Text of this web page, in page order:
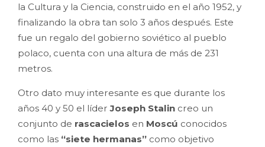
la Cultura y la Ciencia, construido en el año 1952, y
finalizando la obra tan solo 3 años después. Este
fue un regalo del gobierno soviético al pueblo
polaco, cuenta con una altura de más de 231
metros.
Otro dato muy interesante es que durante los
años 40 y 50 el líderJoseph Stalin creo un
conjunto de rascacielos en Moscú conocidos
como las “siete hermanas” como objetivo